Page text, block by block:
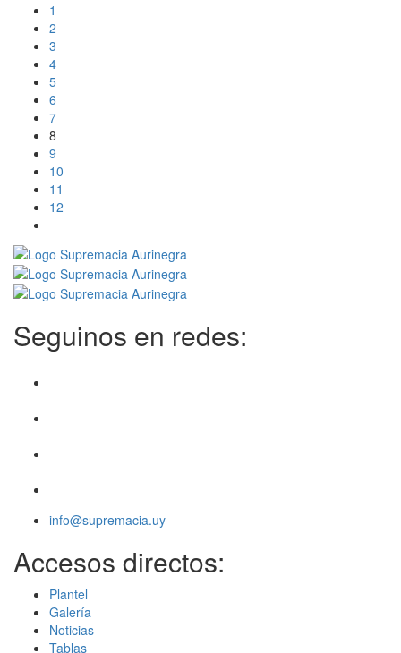
1
2
3
4
5
6
7
8
9
10
11
12
Seguinos en redes:
info@supremacia.uy
Accesos directos:
Plantel
Galería
Noticias
Tablas